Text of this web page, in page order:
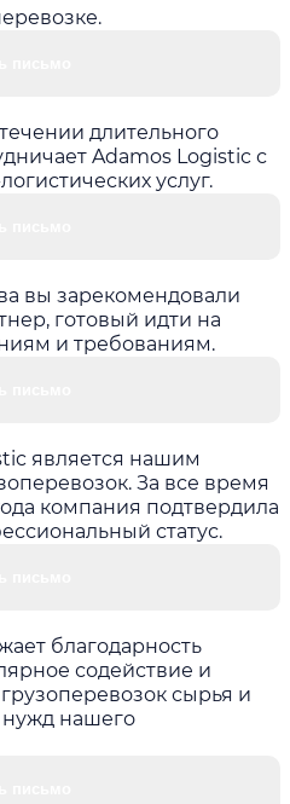
длительного
Adamos Logistic с
услуг.
вы зарекомендовали
готовый идти на
и требованиям.
является нашим
За все время
компания подтвердила
статус.
благодарность
содействие и
сырья и
нужд нашего